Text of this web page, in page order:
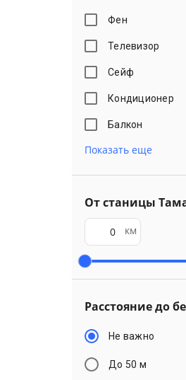
Фен
Телевизор
Сейф
Кондиционер
Балкон
Показать еще
От станицы
км
Расстояние до
Не важно
До 50 м